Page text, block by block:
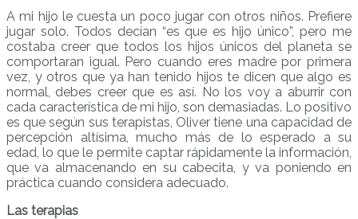
A mi hijo le cuesta un poco jugar con otros niños. Prefiere
jugar solo. Todos decían “es que es hijo único”, pero me
costaba creer que todos los hijos únicos del planeta se
comportaran igual. Pero cuando eres madre por primera
vez, y otros que ya han tenido hijos te dicen que algo es
normal, debes creer que es así. No los voy a aburrir con
cada característica de mi hijo, son demasiadas. Lo positivo
es que según sus terapistas, Oliver tiene una capacidad de
percepción altísima, mucho más de lo esperado a su
edad, lo que le permite captar rápidamente la información,
que va almacenando en su cabecita, y va poniendo en
práctica cuando considera adecuado.
Las terapias